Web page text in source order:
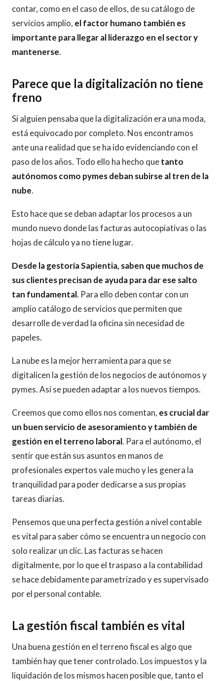
contar, como en el caso de ellos, de su catálogo de
servicios amplio, el factor humano también es
importante para llegar al liderazgo en el sector y
mantenerse.
Parece que la digitalización no tiene
freno
Si alguien pensaba que la digitalización era una moda,
está equivocado por completo. Nos encontramos
ante una realidad que se ha ido evidenciando con el
paso de los años. Todo ello ha hecho quetanto
autónomos como pymes deban subirse al tren de la
nube.
Esto hace que se deban adaptar los procesos a un
mundo nuevo donde las facturas autocopiativas o las
hojas de cálculo ya no tiene lugar.
Desde la gestoría Sapientia, saben que muchos de
sus clientes precisan de ayuda para dar ese salto
tan fundamental. Para ello deben contar con un
amplio catálogo de servicios que permiten que
desarrolle de verdad la oficina sin necesidad de
papeles.
La nube es la mejor herramienta para que se
digitalicen la gestión de los negocios de autónomos y
pymes. Así se pueden adaptar a los nuevos tiempos.
Creemos que como ellos nos comentan, es crucial dar
un buen servicio de asesoramiento y también de
gestión en el terreno laboral. Para el autónomo, el
sentir que están sus asuntos en manos de
profesionales expertos vale mucho y les genera la
tranquilidad para poder dedicarse a sus propias
tareas diarias.
Pensemos que una perfecta gestión a nivel contable
es vital para saber cómo se encuentra un negocio con
solo realizar un clic. Las facturas se hacen
digitalmente, por lo que el traspaso a la contabilidad
se hace debidamente parametrizado y es supervisado
por el personal contable.
La gestión fiscal también es vital
Una buena gestión en el terreno fiscal es algo que
también hay que tener controlado. Los impuestos y la
liquidación de los mismos hacen posible que, tanto el